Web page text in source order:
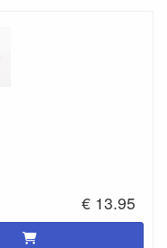
€ 13.95